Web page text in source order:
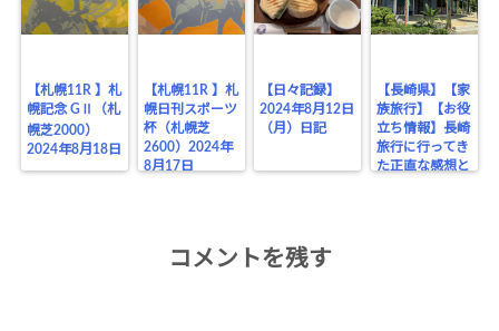
【札幌11R 】札
幌記念 GⅡ（札
幌芝2000）
2024年8月18日
【札幌11R 】札
幌日刊スポーツ
杯（札幌芝
2600）2024年
8月17日
【日々記録】
2024年8月12日
（月）日記
【長崎県】【家
族旅行】【お役
立ち情報】長崎
旅行に行ってき
た正直な感想と
コメントを残す